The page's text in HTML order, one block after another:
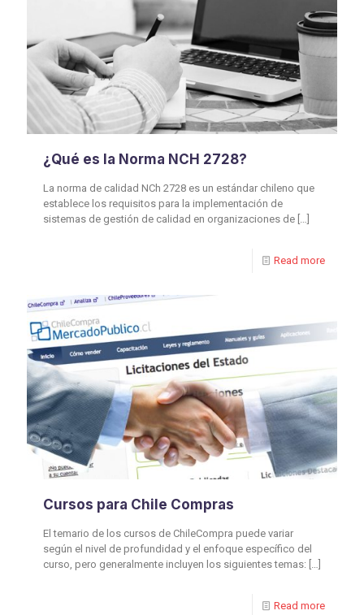
¿Qué es la Norma NCH 2728?
La norma de calidad NCh 2728 es un estándar chileno que
establece los requisitos para la implementación de
sistemas de gestión de calidad en organizaciones de
Read more
Cursos para Chile Compras
El temario de los cursos de ChileCompra puede variar
según el nivel de profundidad y el enfoque específico del
curso, pero generalmente incluyen los siguientes temas: […]
Read more